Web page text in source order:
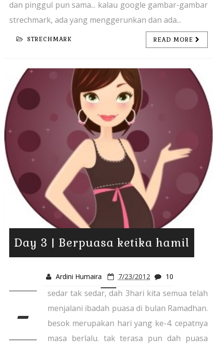
dan pinggul pun sama... kalau google gambar-gambar
strechmark, ada yang menggerunkan dan ada...
STRECHMARK READ MORE
Day 3 | Berpuasa ketika hamil
Ardini Humaira 7/23/2012 10
-
sedar tak sedar, dah 3hari kita semua telah
menjalani ibadah puasa di bulan Ramadhan.
besok merupakan hari yang ke-4. cepatnya
masa berlalu. tak terasa pun dah puasa